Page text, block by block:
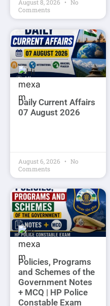
August 8, 2026
No
Comments
Daily Current Affairs
07 August 2026
August 6, 2026
No
Comments
Policies, Programs
and Schemes of the
Government Notes
+ MCQ | HP Police
Constable Exam